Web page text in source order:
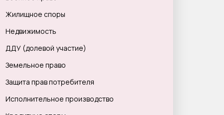
Жилищное споры
Недвижимость
ДДУ (долевой участие)
Земельное право
Защита прав потребителя
Исполнительное производство